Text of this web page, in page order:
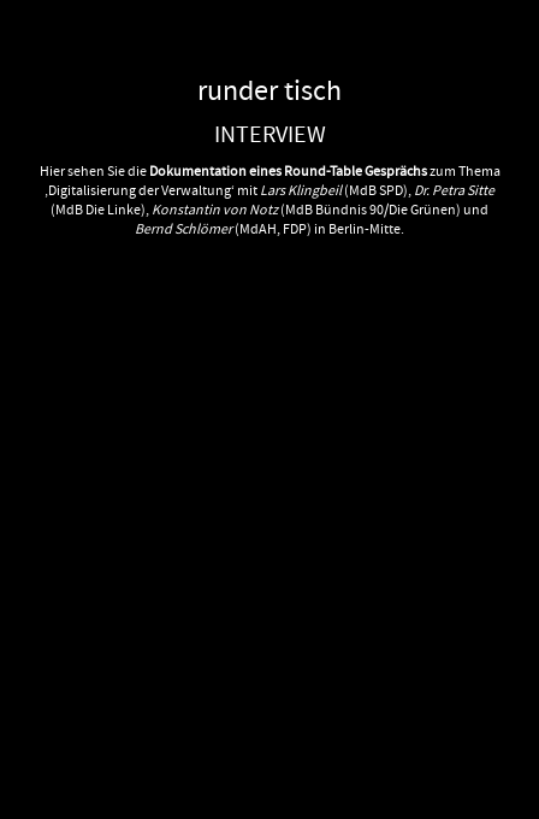
runder tisch
INTERVIEW
Hier sehen Sie dieDokumentation eines Round-Table Gesprächszum Thema
‚Digitalisierung der Verwaltung‘ mitLars Klingbeil(MdB SPD),Dr. Petra Sitte
(MdB Die Linke),Konstantin von Notz(MdB Bündnis 90/Die Grünen) und
Bernd Schlömer(MdAH, FDP) in Berlin-Mitte.